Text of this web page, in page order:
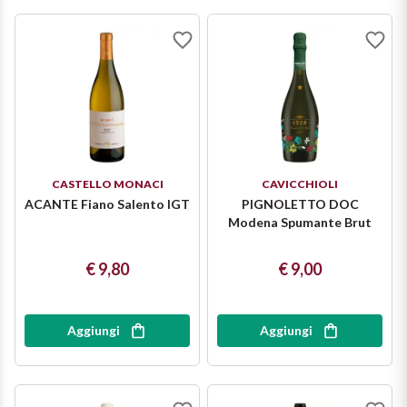
Emilia Romagna
Lombardia
Piemonte
Sauvignon
Sforzato di Valtellina
Syrah
Dealcolati
Vedi tutti
CASTELLO MONACI
ACANTE Fiano Salento IGT
€ 9,80
Aggiungi
CAVICCHIOLI
PIGNOLETTO DOC
Modena Spumante Brut
€ 9,00
Aggiungi